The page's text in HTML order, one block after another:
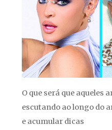
O que será que
escutando ao longo do
e acumular dicas